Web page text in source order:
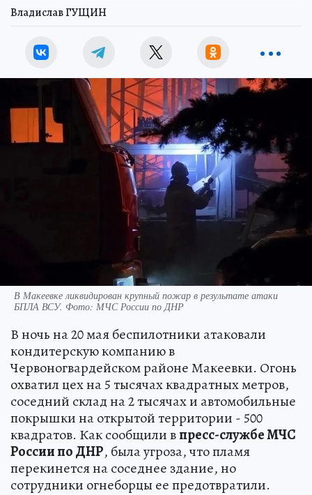
Владислав ГУЩИН
В Макеевке ликвидирован крупный пожар в результате атаки
БПЛА ВСУ. Фото: МЧС России по ДНР
В ночь на 20 мая беспилотники атаковали
кондитерскую компанию в
Червоногвардейском районе Макеевки. Огонь
охватил цех на 5 тысячах квадратных метров,
соседний склад на 2 тысячах и автомобильные
покрышки на открытой территории - 500
квадратов. Как сообщили впресс-службе МЧС
России по ДНР, была угроза, что пламя
перекинется на соседнее здание, но
сотрудники огнеборцы ее предотвратили.